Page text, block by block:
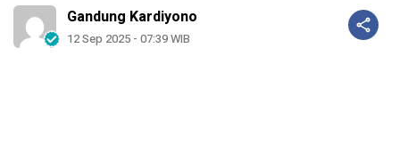
Gandung Kardiyono
12 Sep 2025 - 07:39 WIB